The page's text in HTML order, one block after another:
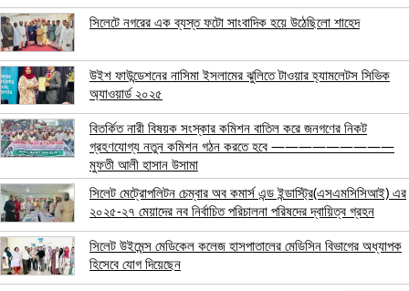
সিলেটে নগরের এক ব্যস্ত ফটো সাংবাদিক হয়ে উঠেছিলো শাহেদ
উইশ ফাউন্ডেশনের নাসিমা ইসলামের ঝুলিতে টাওয়ার হ্যামলেটস সিভিক
অ্যাওয়ার্ড ২০২৫
বিতর্কিত নারী বিষয়ক সংস্কার কমিশন বাতিল করে জনগণের নিকট
গ্রহণযোগ্য নতুন কমিশন গঠন করতে হবে —————————
মুফতী আলী হাসান উসামা
সিলেট মেট্রোপলিটন চেম্বার অব কমার্স এন্ড ইন্ডাস্ট্রি(এসএমসিসিআই) এর
২০২৫-২৭ মেয়াদের নব নির্বাচিত পরিচালনা পরিষদের দ্বায়িত্ব গ্রহন
সিলেট উইমেন্স মেডিকেল কলেজ হাসপাতালের মেডিসিন বিভাগের অধ্যাপক
হিসেবে যোগ দিয়েছেন